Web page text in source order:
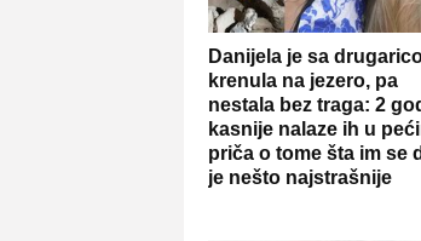
Danijela je sa
krenula na jezero, pa
nestala bez traga: 2
kasnije nalaze ih u
priča o tome šta im se
je nešto najstrašnije